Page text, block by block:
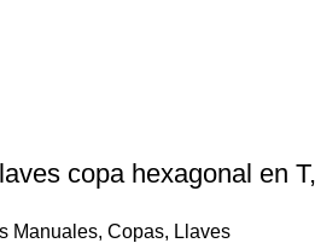
copa hexagonal en
Manuales, Copas, Llaves